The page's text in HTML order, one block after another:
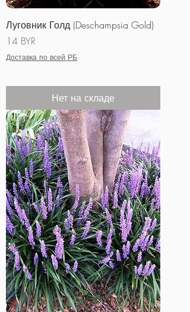
Луговник Голд (Deschampsia Gold)
Цена
14 BYR
Доставка по всей РБ
Нет на складе